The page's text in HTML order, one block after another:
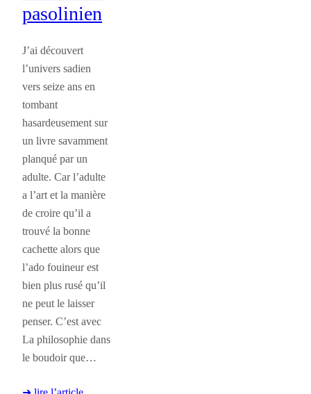
pasolinien
J’ai découvert
l’univers sadien
vers seize ans en
tombant
hasardeusement sur
un livre savamment
planqué par un
adulte. Car l’adulte
a l’art et la manière
de croire qu’il a
trouvé la bonne
cachette alors que
l’ado fouineur est
bien plus rusé qu’il
ne peut le laisser
penser. C’est avec
La philosophie dans
le boudoir que…